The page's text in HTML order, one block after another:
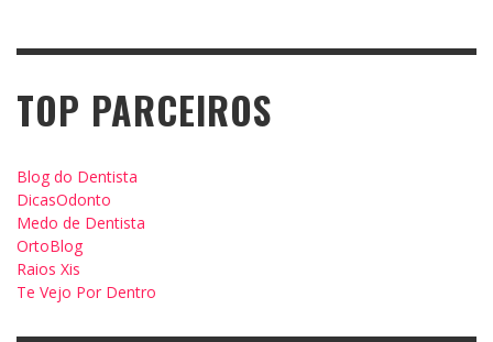
TOP PARCEIROS
Blog do Dentista
DicasOdonto
Medo de Dentista
OrtoBlog
Raios Xis
Te Vejo Por Dentro